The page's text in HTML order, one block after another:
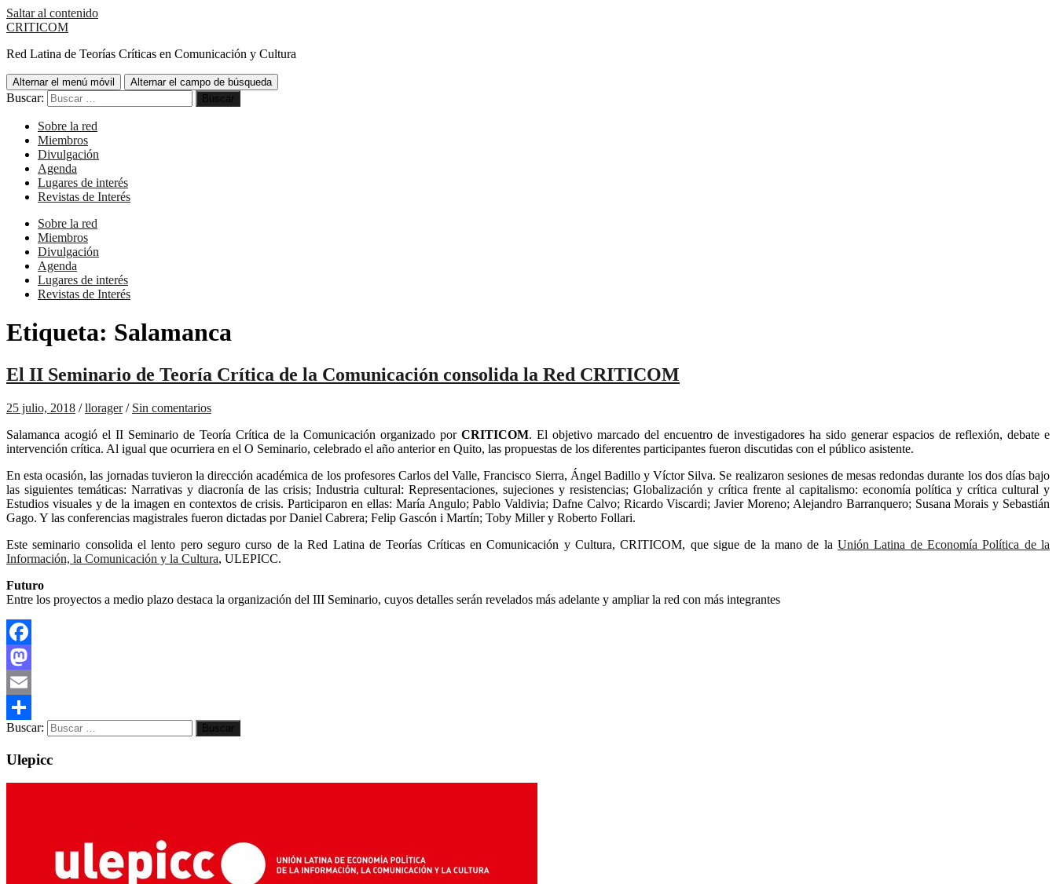
Saltar al contenido
CRITICOM
Red Latina de Teorías Críticas en Comunicación y Cultura
Alternar el menú móvil Alternar el campo de búsqueda
Buscar:
Sobre la red
Miembros
Divulgación
Agenda
Lugares de interés
Revistas de Interés
Sobre la red
Miembros
Divulgación
Agenda
Lugares de interés
Revistas de Interés
Etiqueta: Salamanca
El II Seminario de Teoría Crítica de la Comunicación consolida la Red CRITICOM
25 julio, 2018 /llorager / Sin comentarios
Salamanca acogió el II Seminario de Teoría Crítica de la Comunicación organizado por CRITICOM. El objetivo marcado del encuentro de investigadores ha sido generar espacios de reflexión, debate e
intervención crítica. Al igual que ocurriera en el O Seminario, celebrado el año anterior en Quito, las propuestas de los diferentes participantes fueron discutidas con el público asistente.
En esta ocasión, las jornadas tuvieron la dirección académica de los profesores Carlos del Valle, Francisco Sierra, Ángel Badillo y Víctor Silva. Se realizaron sesiones de mesas redondas durante los dos días bajo
las siguientes temáticas: Narrativas y diacronía de las crisis; Industria cultural: Representaciones, sujeciones y resistencias; Globalización y crítica frente al capitalismo: economía política y crítica cultural y
Estudios visuales y de la imagen en contextos de crisis. Participaron en ellas: María Angulo; Pablo Valdivia; Dafne Calvo; Ricardo Viscardi; Javier Moreno; Alejandro Barranquero; Susana Morais y Sebastián
Gago. Y las conferencias magistrales fueron dictadas por Daniel Cabrera; Felip Gascón i Martín; Toby Miller y Roberto Follari.
Este seminario consolida el lento pero seguro curso de la Red Latina de Teorías Críticas en Comunicación y Cultura, CRITICOM, que sigue de la mano de la Unión Latina de Economía Política de la
Información, la Comunicación y la Cultura, ULEPICC.
Futuro
Entre los proyectos a medio plazo destaca la organización del III Seminario, cuyos detalles serán revelados más adelante y ampliar la red con más integrantes
Facebook
Mastodon
Email
Compartir
Buscar:
Ulepicc